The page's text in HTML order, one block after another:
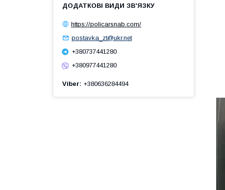
https://policarsnab.com/
postavka_zt@ukr.net
+380737441280
+380977441280
Viber +380636284494